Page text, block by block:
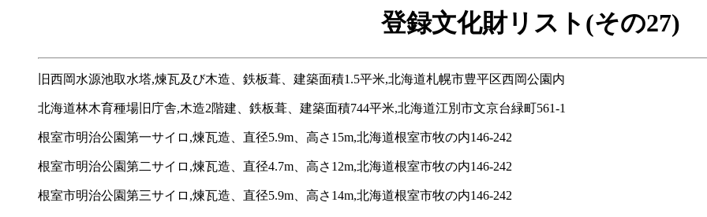
登録文化財リスト(その27)
旧西岡水源池取水塔,煉瓦及び木造、鉄板葺、建築面積1.5平米,北海道札幌市豊平区西岡公園内
北海道林木育種場旧庁舎,木造2階建、鉄板葺、建築面積744平米,北海道江別市文京台緑町561-1
根室市明治公園第一サイロ,煉瓦造、直径5.9m、高さ15m,北海道根室市牧の内146-242
根室市明治公園第二サイロ,煉瓦造、直径4.7m、高さ12m,北海道根室市牧の内146-242
根室市明治公園第三サイロ,煉瓦造、直径5.9m、高さ14m,北海道根室市牧の内146-242